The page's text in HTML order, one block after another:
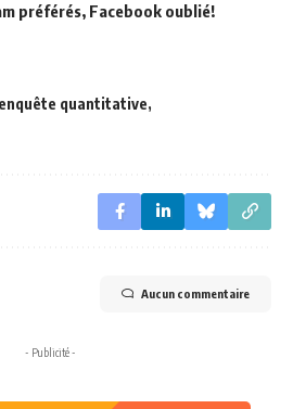
préférés, Facebook oublié!
enquête quantitative
Aucun commentaire
- Publicité -